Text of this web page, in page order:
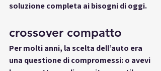
soluzione completa ai bisogni di oggi.
crossover compatto
Per molti anni, la scelta dell’auto era
una questione di compromessi: o avevi